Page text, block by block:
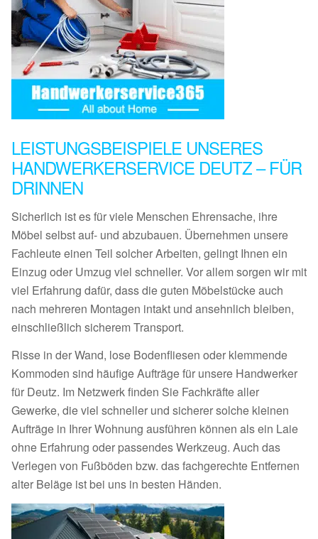
LEISTUNGSBEISPIELE UNSERES
HANDWERKERSERVICE DEUTZ – FÜR
DRINNEN
Sicherlich ist es für viele Menschen Ehrensache, ihre
Möbel selbst auf- und abzubauen. Übernehmen unsere
Fachleute einen Teil solcher Arbeiten, gelingt Ihnen ein
Einzug oder Umzug viel schneller. Vor allem sorgen wir mit
viel Erfahrung dafür, dass die guten Möbelstücke auch
nach mehreren Montagen intakt und ansehnlich bleiben,
einschließlich sicherem Transport.
Risse in der Wand, lose Bodenfliesen oder klemmende
Kommoden sind häufige Aufträge für unsere Handwerker
für Deutz. Im Netzwerk finden Sie Fachkräfte aller
Gewerke, die viel schneller und sicherer solche kleinen
Aufträge in Ihrer Wohnung ausführen können als ein Laie
ohne Erfahrung oder passendes Werkzeug. Auch das
Verlegen von Fußböden bzw. das fachgerechte Entfernen
alter Beläge ist bei uns in besten Händen.